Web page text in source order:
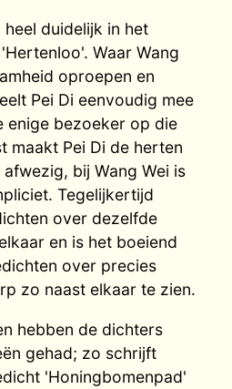
duidelijk in het
Waar Wang
oproepen en
Pei Di eenvoudig mee
enige bezoeker op die
maakt Pei Di de herten
bij Wang Wei is
Tegelijkertijd
over dezelfde
en is het boeiend
over precies
zo naast elkaar te zien.
hebben de dichters
gehad; zo schrijft
'Honingbomenpad'